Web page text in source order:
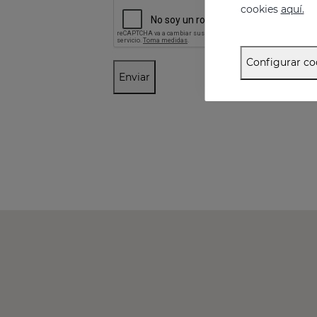
Enviar
cookies aquí.
Configurar